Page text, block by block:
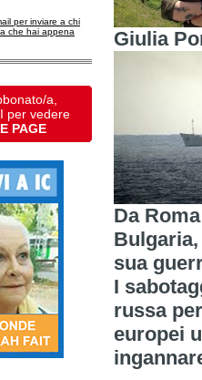
per inviare a chi
che hai appena
a,
per vedere
PAGE
Giulia
Da
sua
I
russa
europei